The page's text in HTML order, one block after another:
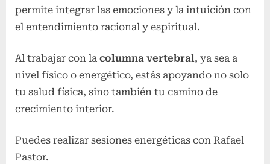
permite integrar las emociones y la intuición con
el entendimiento racional y espiritual.
Al trabajar con la columna vertebral, ya sea a
nivel físico o energético, estás apoyando no solo
tu salud física, sino también tu camino de
crecimiento interior.
Puedes realizar sesiones energéticas con Rafael
Pastor.